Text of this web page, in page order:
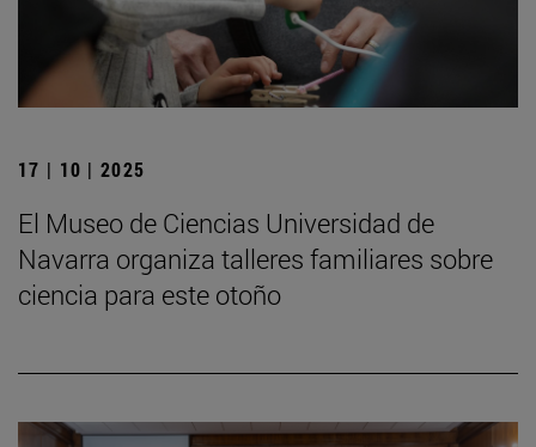
17 | 10 | 2025
El Museo de Ciencias Universidad de
Navarra organiza talleres familiares sobre
ciencia para este otoño